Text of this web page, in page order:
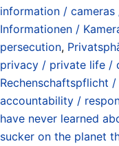
information /
Informationen /
persecution,
privacy / private life /
Rechenschaftspflicht
accountability /
have never learned
sucker on the planet